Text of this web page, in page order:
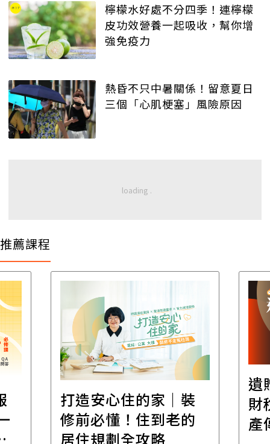
檸檬水好處不分四季！連檸檬
皮功效營養一起吸收，幫你增
強免疫力
熱昏不只中暑關係！留意夏日
三個「心肌梗塞」風險原因
推薦課程
遺贈稅規劃直播課│
財稅專家親授，讓資
產傳承更有效率
百
經